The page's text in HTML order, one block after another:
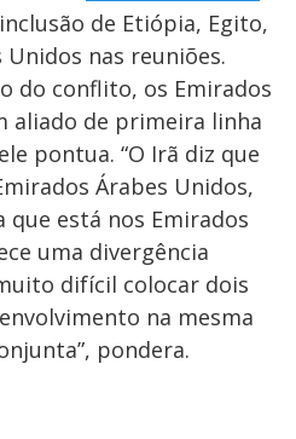
de Etiópia, Egito,
Unidos nas reuniões.
do conflito, os Emirados
aliado de primeira linha
pontua. “O Irã diz que
Árabes Unidos,
que está nos Emirados
uma divergência
difícil colocar dois
na mesma
pondera.